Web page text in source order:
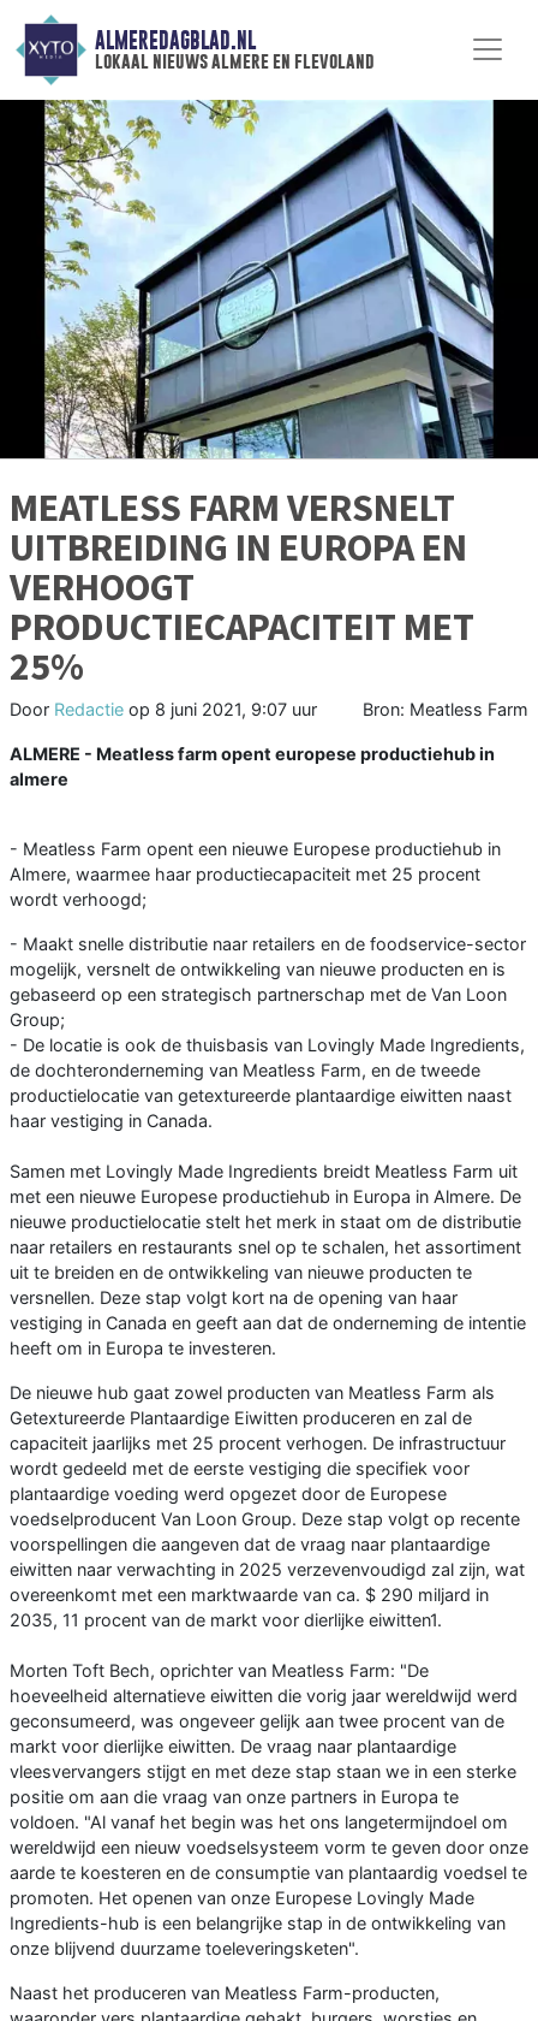
ALMEREDAGBLAD.NL
lokaal nieuws almere en flevoland
MEATLESS FARM VERSNELT
UITBREIDING IN EUROPA EN
VERHOOGT
PRODUCTIECAPACITEIT MET
25%
Door Redactie op 8 juni 2021, 9:07 uur Bron: Meatless Farm
ALMERE - Meatless farm opent europese productiehub in
almere
- Meatless Farm opent een nieuwe Europese productiehub in
Almere, waarmee haar productiecapaciteit met 25 procent
wordt verhoogd;
- Maakt snelle distributie naar retailers en de foodservice-sector
mogelijk, versnelt de ontwikkeling van nieuwe producten en is
gebaseerd op een strategisch partnerschap met de Van Loon
Group;
- De locatie is ook de thuisbasis van Lovingly Made Ingredients,
de dochteronderneming van Meatless Farm, en de tweede
productielocatie van getextureerde plantaardige eiwitten naast
haar vestiging in Canada.
Samen met Lovingly Made Ingredients breidt Meatless Farm uit
met een nieuwe Europese productiehub in Europa in Almere. De
nieuwe productielocatie stelt het merk in staat om de distributie
naar retailers en restaurants snel op te schalen, het assortiment
uit te breiden en de ontwikkeling van nieuwe producten te
versnellen. Deze stap volgt kort na de opening van haar
vestiging in Canada en geeft aan dat de onderneming de intentie
heeft om in Europa te investeren.
De nieuwe hub gaat zowel producten van Meatless Farm als
Getextureerde Plantaardige Eiwitten produceren en zal de
capaciteit jaarlijks met 25 procent verhogen. De infrastructuur
wordt gedeeld met de eerste vestiging die specifiek voor
plantaardige voeding werd opgezet door de Europese
voedselproducent Van Loon Group. Deze stap volgt op recente
voorspellingen die aangeven dat de vraag naar plantaardige
eiwitten naar verwachting in 2025 verzevenvoudigd zal zijn, wat
overeenkomt met een marktwaarde van ca. $ 290 miljard in
2035, 11 procent van de markt voor dierlijke eiwitten1.
Morten Toft Bech, oprichter van Meatless Farm: "De
hoeveelheid alternatieve eiwitten die vorig jaar wereldwijd werd
geconsumeerd, was ongeveer gelijk aan twee procent van de
markt voor dierlijke eiwitten. De vraag naar plantaardige
vleesvervangers stijgt en met deze stap staan we in een sterke
positie om aan die vraag van onze partners in Europa te
voldoen. "Al vanaf het begin was het ons langetermijndoel om
wereldwijd een nieuw voedselsysteem vorm te geven door onze
aarde te koesteren en de consumptie van plantaardig voedsel te
promoten. Het openen van onze Europese Lovingly Made
Ingredients-hub is een belangrijke stap in de ontwikkeling van
onze blijvend duurzame toeleveringsketen".
Naast het produceren van Meatless Farm-producten,